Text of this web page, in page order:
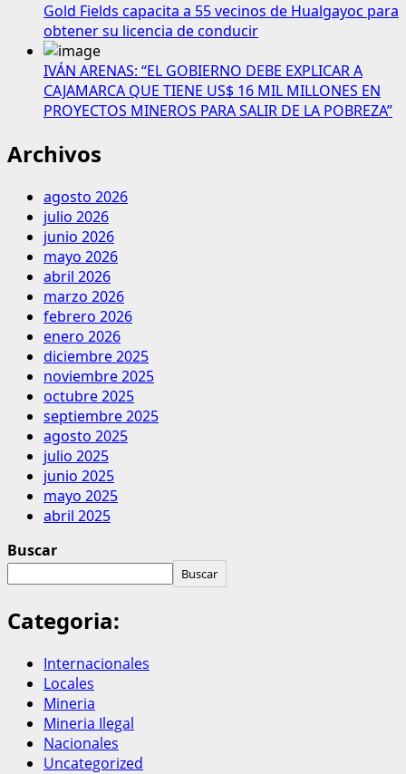
Gold Fields capacita a 55 vecinos de Hualgayoc para
obtener su licencia de conducir
IVÁN ARENAS: “EL GOBIERNO DEBE EXPLICAR A
CAJAMARCA QUE TIENE US$ 16 MIL MILLONES EN
PROYECTOS MINEROS PARA SALIR DE LA POBREZA”
Archivos
agosto 2026
julio 2026
junio 2026
mayo 2026
abril 2026
marzo 2026
febrero 2026
enero 2026
diciembre 2025
noviembre 2025
octubre 2025
septiembre 2025
agosto 2025
julio 2025
junio 2025
mayo 2025
abril 2025
Buscar
Buscar
Categoria:
Internacionales
Locales
Mineria
Mineria Ilegal
Nacionales
Uncategorized